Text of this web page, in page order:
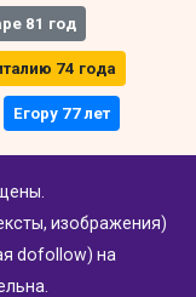
81 год
74 года
Егору 77 лет
изображения)
dofollow) на